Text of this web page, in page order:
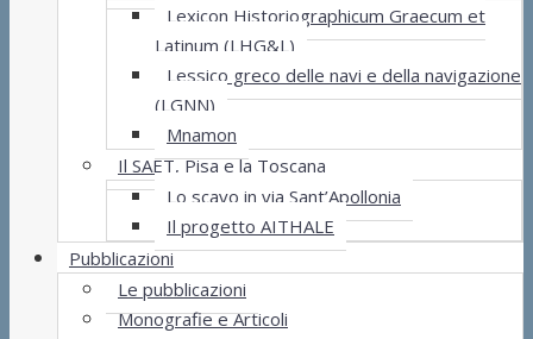
Lexicon Historiographicum Graecum et
Latinum (LHG&L)
Lessico greco delle navi e della navigazione
(LGNN)
Mnamon
Il SAET, Pisa e la Toscana
Lo scavo in via Sant’Apollonia
Il progetto AITHALE
Pubblicazioni
Le pubblicazioni
Monografie e Articoli